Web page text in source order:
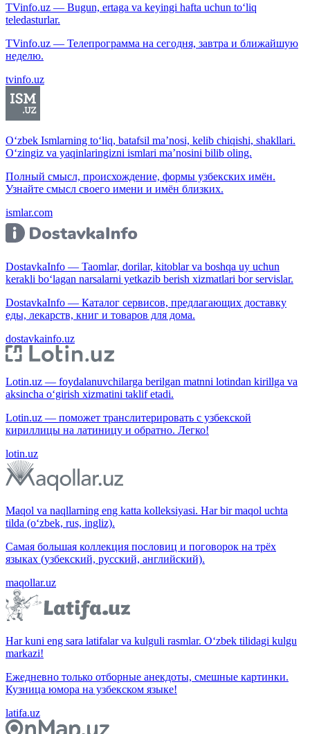
TVinfo.uz — Bugun, ertaga va keyingi hafta uchun to‘liq
teledasturlar.
TVinfo.uz — Телепрограмма на сегодня, завтра и ближайшую
неделю.
tvinfo.uz
O‘zbek Ismlarning to‘liq, batafsil ma’nosi, kelib chiqishi, shakllari.
O‘zingiz va yaqinlaringizni ismlari ma’nosini bilib oling.
Полный смысл, происхождение, формы узбекских имён.
Узнайте смысл своего имени и имён близких.
ismlar.com
DostavkaInfo — Taomlar, dorilar, kitoblar va boshqa uy uchun
kerakli bo‘lagan narsalarni yetkazib berish xizmatlari bor servislar.
DostavkaInfo — Каталог сервисов, предлагающих доставку
еды, лекарств, книг и товаров для дома.
dostavkainfo.uz
Lotin.uz — foydalanuvchilarga berilgan matnni lotindan kirillga va
aksincha o‘girish xizmatini taklif etadi.
Lotin.uz — поможет транслитерировать с узбекской
кириллицы на латиницу и обратно. Легко!
lotin.uz
Maqol va naqllarning eng katta kolleksiyasi. Har bir maqol uchta
tilda (o‘zbek, rus, ingliz).
Самая большая коллекция пословиц и поговорок на трёх
языках (узбекский, русский, английский).
maqollar.uz
Har kuni eng sara latifalar va kulguli rasmlar. O‘zbek tilidagi kulgu
markazi!
Ежедневно только отборные анекдоты, смешные картинки.
Кузница юмора на узбекском языке!
latifa.uz